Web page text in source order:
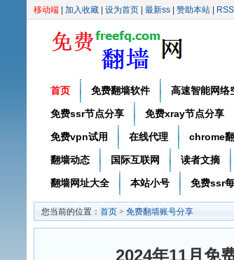
移动端 加入收藏 设为首页 最新ss 赞助本站 RSS
首页 免费翻墙软件 高速智能网络
免费ssr节点分享 免费xray节点分享
免费vpn试用 在线代理 chrome
翻墙动态 国际互联网 读者文摘
翻墙网址大全 本站小号 免费ssr
您当前的位置： 首页 > 免费翻墙账号分享
2024年11月免